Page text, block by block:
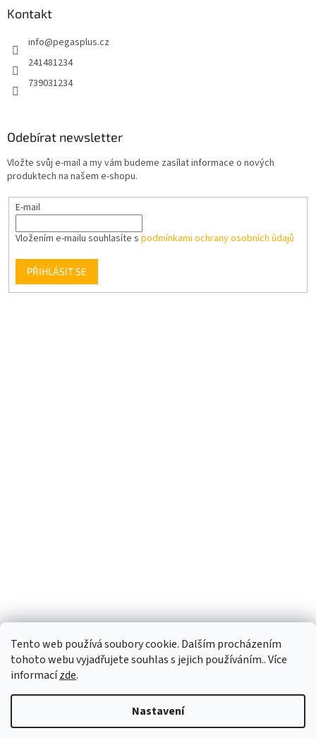
Tento web používá soubory cookie. Dalším procházením
tohoto webu vyjadřujete souhlas s jejich používáním.. Více
informacízde.
Nastavení
Kontakt
info@pegasplus.cz
241481234
739031234
Odebírat newsletter
Vložte svůj e-mail a my vám budeme zasílat informace o nových
produktech na našem e-shopu.
E-mail
Vložením e-mailu souhlasíte s podmínkami ochrany osobních údajů
PŘIHLÁSIT SE